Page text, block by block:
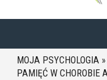
MOJA PSYCHOLOGIA »
PAMIĘĆ W CHOROBIE